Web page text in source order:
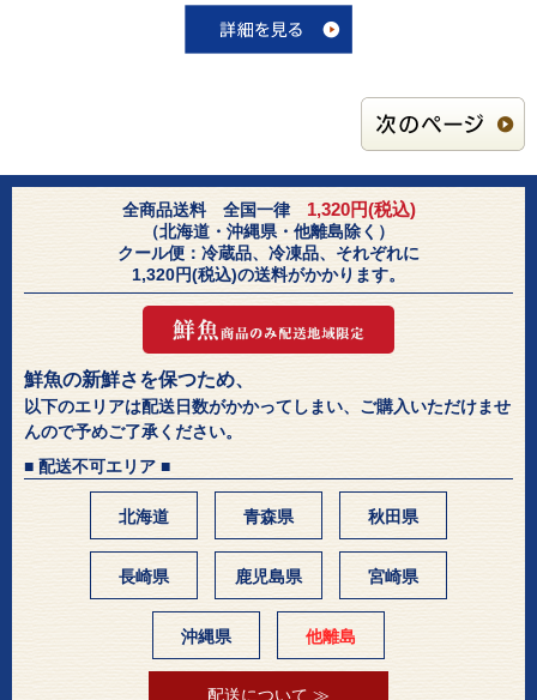
全商品送料 全国一律 1,320円(税込)
（北海道・沖縄県・他離島除く）
クール便：冷蔵品、冷凍品、それぞれに
1,320円(税込)の送料がかかります。
鮮魚の新鮮さを保つため、
以下のエリアは配送日数がかかってしまい、ご購入いただけませ
んので予めご了承ください。
■ 配送不可エリア ■
北海道 青森県 秋田県
長崎県 鹿児島県 宮崎県
沖縄県 他離島
配送について ≫